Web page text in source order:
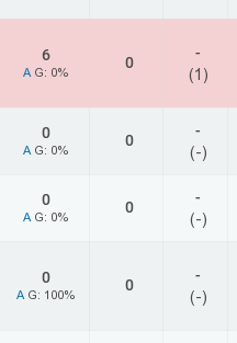
6
A G: 0%
0
-
(1)
0
A G: 0%
0
-
(-)
0
A G: 0%
0
-
(-)
0
A G: 100%
0
-
(-)